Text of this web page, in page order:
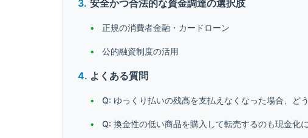
安全かつ合法的な資金調達の選択肢
正規の消費者金融・カードローン
公的融資制度の活用
よくある質問
Q: ゆっくり払いの残高を支払えなくなった場合、ど
Q: 換金性の低い商品を購入して転売するのも現金化